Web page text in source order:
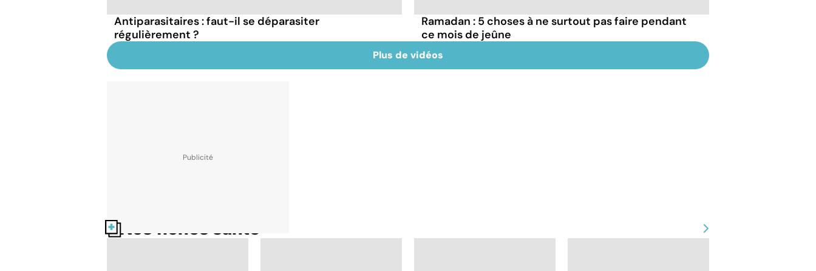
Antiparasitaires : faut-il se déparasiter
régulièrement ?
Ramadan : 5 choses à ne surtout pas faire pendant
ce mois de jeûne
Plus de vidéos
Nos fiches santé